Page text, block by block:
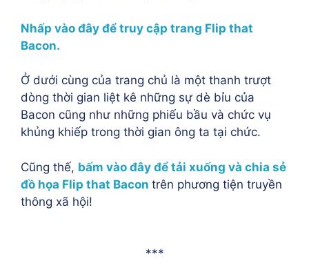
Nhấp vào đây để truy cập trang Flip that
Bacon.
Ở dưới cùng của trang chủ là một thanh trượt
dòng thời gian liệt kê những sự dè bỉu của
Bacon cũng như những phiếu bầu và chức vụ
khủng khiếp trong thời gian ông ta tại chức.
Cũng thế, bấm vào đây để tải xuống và chia sẻ
đồ họa Flip that Bacon trên phương tiện truyền
thông xã hội!
***